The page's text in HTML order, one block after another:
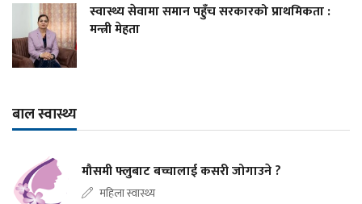
स्वास्थ्य सेवामा समान पहुँच सरकारको प्राथमिकता :
मन्त्री मेहता
बाल स्वास्थ्य
मौसमी फ्लुबाट बच्चालाई कसरी जोगाउने ?
महिला स्वास्थ्य